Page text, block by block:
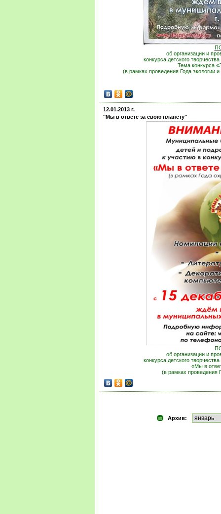
об организации и
конкурса детского
Тема конкурса
(в рамках проведения Года экологии
12.01.2013 г.
"Мы в ответе за свою планету"
об организации и
конкурса детского
«Мы в
(в рамках проведения
Архив: